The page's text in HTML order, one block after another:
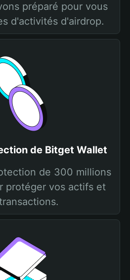
préparé pour vous
d'activités d'airdrop.
de Bitget Wallet
de 300 millions
protéger vos actifs et